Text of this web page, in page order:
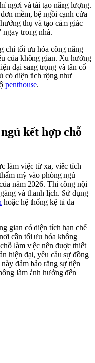
ngơi và tái tạo năng lượng.
mềm, bệ ngồi cạnh cửa
thụ và tạo cảm giác
ngay trong nhà.
chỉ tối ưu hóa công năng
của không gian. Xu hướng
đại sang trọng và tân cổ
có diện tích rộng như
penthouse.
kết hợp chỗ
làm việc từ xa, việc tích
mỹ vào phòng ngủ
năm 2026. Thi công nội
và thanh lịch. Sử dụng
hoặc hệ thống kệ tủ đa
gian có diện tích hạn chế
cần tối ưu hóa không
làm việc nên được thiết
hiện đại, yêu cầu sự đồng
đảm bảo rằng sự tiện
làm ảnh hưởng đến